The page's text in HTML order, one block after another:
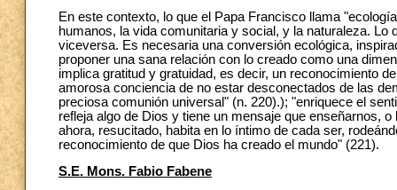
En este contexto, lo que el Papa Francisco llama
humanos, la vida comunitaria y social, y la naturaleza.
viceversa. Es necesaria una conversión ecológica,
proponer una sana relación con lo creado como una
implica gratitud y gratuidad, es decir, un reconocimiento
amorosa conciencia de no estar desconectados de las
preciosa comunión universal" (n. 220).); "enriquece el
refleja algo de Dios y tiene un mensaje que enseñarnos,
ahora, resucitado, habita en lo íntimo de cada ser,
reconocimiento de que Dios ha creado el mundo" (221).
S.E. Mons. Fabio Fabene